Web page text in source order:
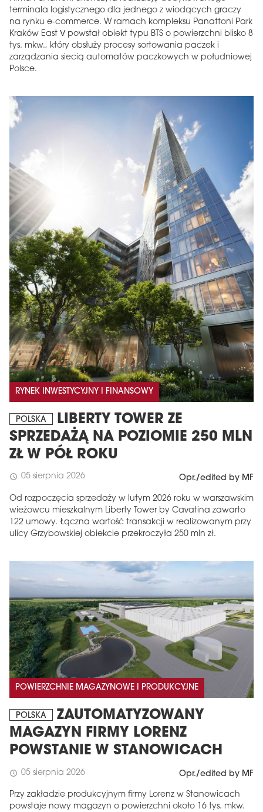
terminala logistycznego dla jednego z wiodących graczy
na rynku e-commerce. W ramach kompleksu Panattoni Park
Kraków East V powstał obiekt typu BTS o powierzchni blisko 8
tys. mkw., który obsłuży procesy sortowania paczek i
zarządzania siecią automatów paczkowych w południowej
Polsce.
RYNEK INWESTYCYJNY I FINANSOWY
POLSKA
LIBERTY TOWER ZE
SPRZEDAŻĄ NA POZIOMIE 250 MLN
ZŁ W PÓŁ ROKU
schedule 05 sierpnia 2026 Opr./edited by MF
Od rozpoczęcia sprzedaży w lutym 2026 roku w warszawskim
wieżowcu mieszkalnym Liberty Tower by Cavatina zawarto
122 umowy. Łączna wartość transakcji w realizowanym przy
ulicy Grzybowskiej obiekcie przekroczyła 250 mln zł.
POWIERZCHNIE MAGAZYNOWE I PRODUKCYJNE
POLSKA
ZAUTOMATYZOWANY
MAGAZYN FIRMY LORENZ
POWSTANIE W STANOWICACH
schedule 05 sierpnia 2026 Opr./edited by MF
Przy zakładzie produkcyjnym firmy Lorenz w Stanowicach
powstaje nowy magazyn o powierzchni około 16 tys. mkw.